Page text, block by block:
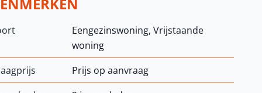
Eengezinswoning, Vrijstaande
woning
Prijs op aanvraag